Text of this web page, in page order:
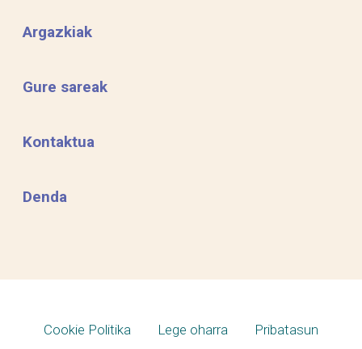
Argazkiak
Gure sareak
Kontaktua
Denda
Cookie Politika Lege oharra
Pribatasun